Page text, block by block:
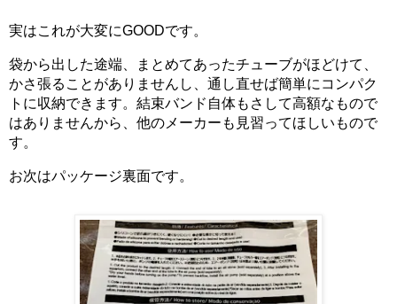
実はこれが大変にGOODです。
袋から出した途端、まとめてあったチューブがほどけて、
かさ張ることがありませんし、通し直せば簡単にコンパク
トに収納できます。結束バンド自体もさして高額なもので
はありませんから、他のメーカーも見習ってほしいもので
す。
お次はパッケージ裏面です。